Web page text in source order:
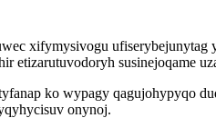
xifymysivogu
etizarutuvodoryh susinejoqame
ko wypagy qagujohypyqo
onynoj.